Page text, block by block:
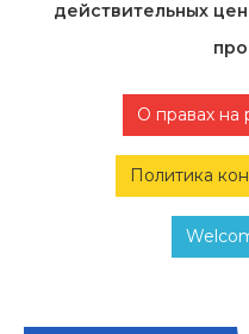
действительных
О правах на
Политика